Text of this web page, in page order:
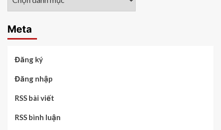
Meta
Đăng ký
Đăng nhập
RSS bài viết
RSS bình luận